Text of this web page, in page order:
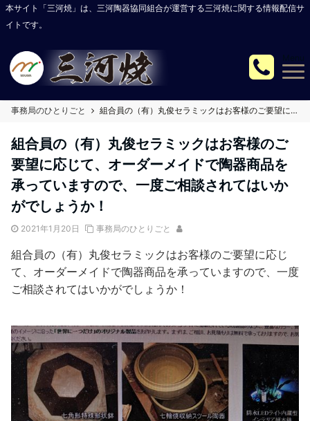
本サイト「三河焼」は、三河陶器協同組合が運営する三河焼に関する情報配信サ
イトです。
Menu
事務局のひとりごと 組合員の（有）丸俊セラミックはお客様のご要望に応じて、オーダーメイドで陶器商品を承っていますので、一度ご相談されてはいかがでしょうか！
組合員の（有）丸俊セラミックはお客様のご
要望に応じて、オーダーメイドで陶器商品を
承っていますので、一度ご相談されてはいか
がでしょうか！
2021年1月20日 事務局のひとりごと
組合員の（有）丸俊セラミックはお客様のご要望に応じ
て、オーダーメイドで陶器商品を承っていますので、一度
ご相談されてはいかがでしょうか！